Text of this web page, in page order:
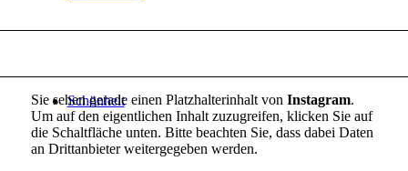
Schönheit
Sie sehen gerade einen Platzhalterinhalt von Instagram.
Um auf den eigentlichen Inhalt zuzugreifen, klicken Sie auf
die Schaltfläche unten. Bitte beachten Sie, dass dabei Daten
an Drittanbieter weitergegeben werden.